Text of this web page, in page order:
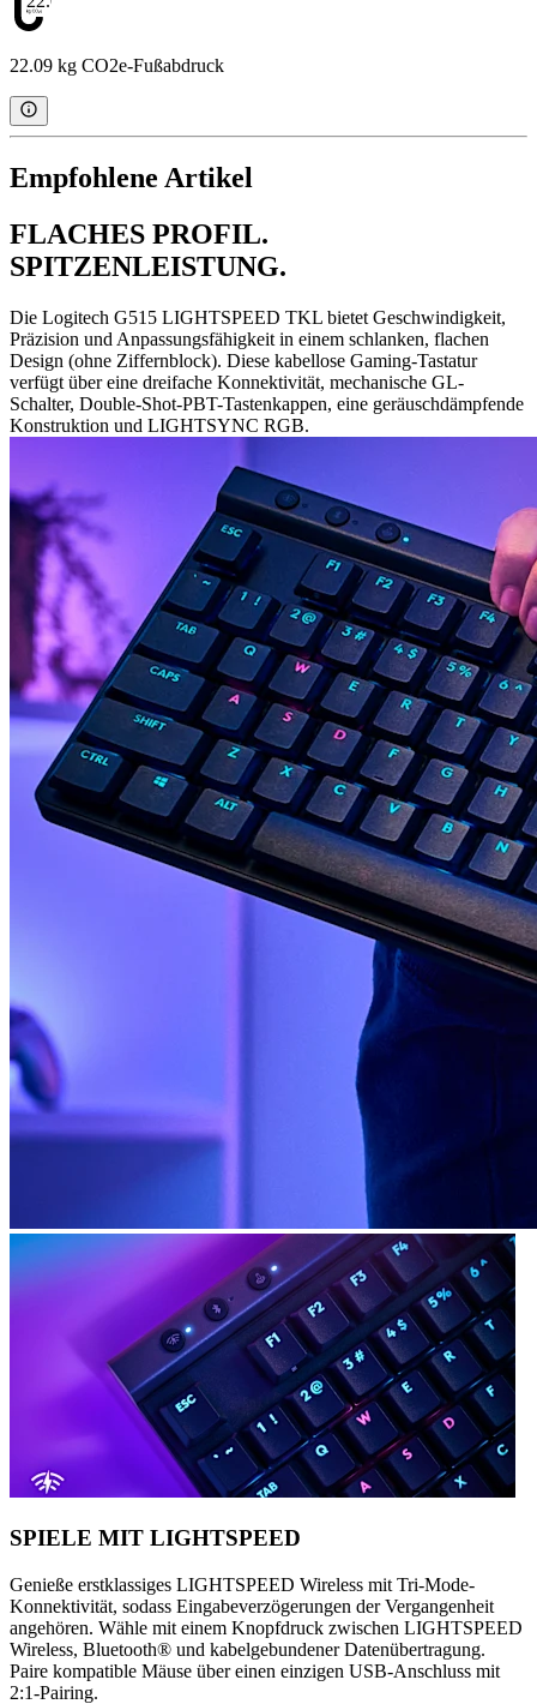
22.09 kg CO2e-Fußabdruck
Empfohlene Artikel
FLACHES PROFIL.
SPITZENLEISTUNG.
Die Logitech G515 LIGHTSPEED TKL bietet Geschwindigkeit,
Präzision und Anpassungsfähigkeit in einem schlanken, flachen
Design (ohne Ziffernblock). Diese kabellose Gaming-Tastatur
verfügt über eine dreifache Konnektivität, mechanische GL-
Schalter, Double-Shot-PBT-Tastenkappen, eine geräuschdämpfende
Konstruktion und LIGHTSYNC RGB.
SPIELE MIT LIGHTSPEED
Genieße erstklassiges LIGHTSPEED Wireless mit Tri-Mode-
Konnektivität, sodass Eingabeverzögerungen der Vergangenheit
angehören. Wähle mit einem Knopfdruck zwischen LIGHTSPEED
Wireless, Bluetooth® und kabelgebundener Datenübertragung.
Paire kompatible Mäuse über einen einzigen USB-Anschluss mit
2:1-Pairing.